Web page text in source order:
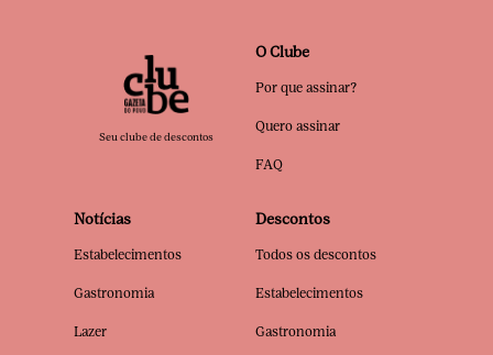
Seu clube de descontos
O Clube
Por que assinar?
Quero assinar
FAQ
Notícias
Estabelecimentos
Gastronomia
Lazer
Descontos
Todos os descontos
Estabelecimentos
Gastronomia